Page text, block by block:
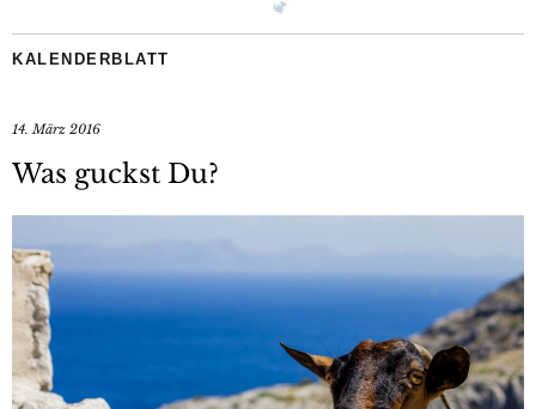
KALENDERBLATT
14. März 2016
Was guckst Du?